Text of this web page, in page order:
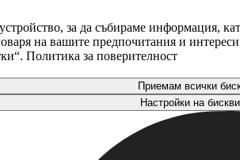
за да събираме информация,
на вашите предпочитания и
Политика за поверителност
Приемам всички
Настройки на